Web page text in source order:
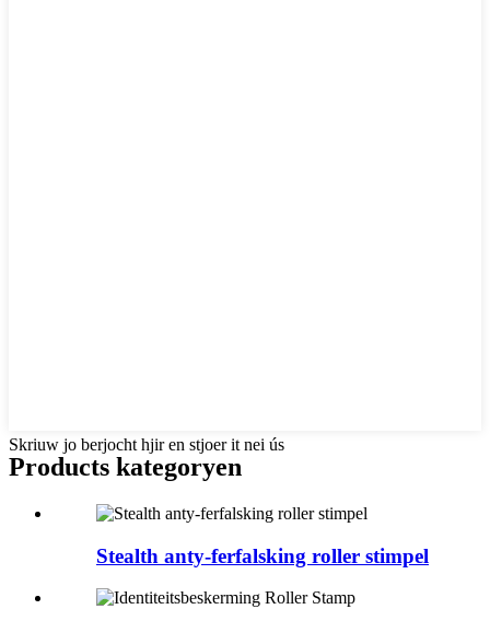
Skriuw jo berjocht hjir en stjoer it nei ús
Products kategoryen
Stealth anty-ferfalsking roller stimpel